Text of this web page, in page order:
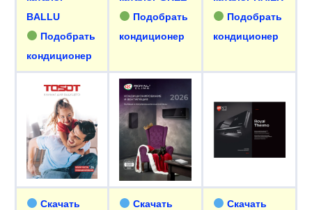
BALLU
Подобрать
кондиционер
Подобрать
кондиционер
Подобрать
кондиционер
Скачать
Скачать
Скачать